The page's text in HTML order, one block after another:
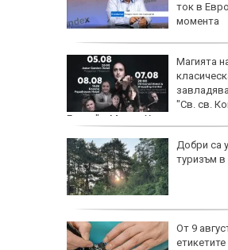
ток в
момента
Магията
"Св. св.
Елена" с Марио Хосен и световни
Добри са
туризъм в
От 9